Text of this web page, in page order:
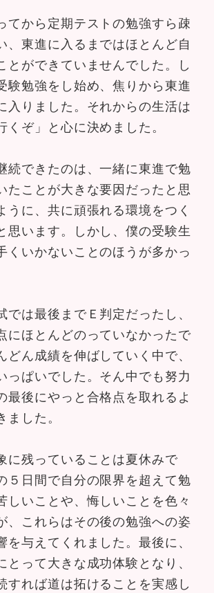
てから定期テストの勉強すら疎
、東進に入るまではほとんど自
とができていませんでした。し
験勉強をし始め、焦りから東進
入りました。それからの生活は
くぞ」と心に決めました。
続できたのは、一緒に東進で勉
たことが大きな要因だったと思
うに、共に頑張れる環境をつく
思います。しかし、僕の受験生
くいかないことのほうが多かっ
では最後までＥ判定だったし、
にほとんどのっていなかったで
どん成績を伸ばしていく中で、
っぱいでした。そん中でも努力
最後にやっと合格点を取れるよ
した。
に残っていることは夏休みで
５日間で自分の限界を超えて勉
しいことや、悔しいことを色々
、これらはその後の勉強への姿
を与えてくれました。最後に、
とって大きな成功体験となり、
すれば道は拓けることを実感し